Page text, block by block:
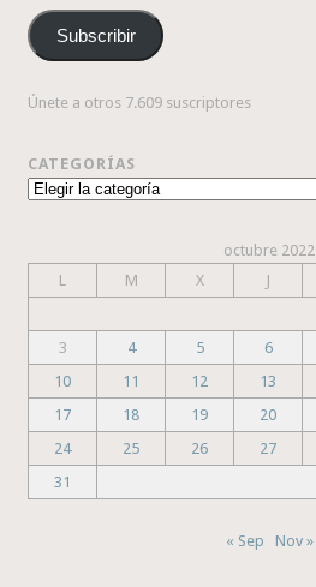
correo
electrónico
Subscribir
Únete a otros 7.609 suscriptores
CATEGORÍAS
Categorías
octubre 2022
L
M X J
3
4 5 6
10
11 12 13
17
18 19 20
24
25 26 27
31
« Sep Nov »